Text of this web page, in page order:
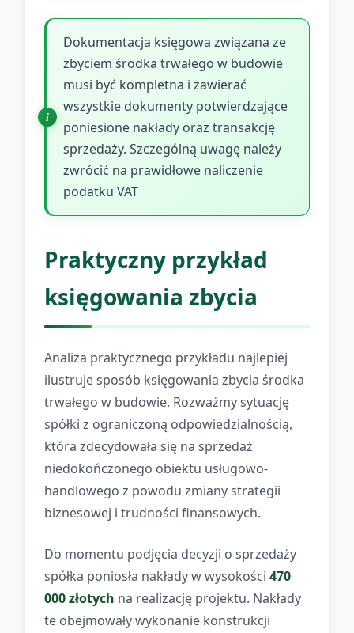
Dokumentacja księgowa związana ze
zbyciem środka trwałego w budowie
musi być kompletna i zawierać
wszystkie dokumenty potwierdzające
poniesione nakłady oraz transakcję
sprzedaży. Szczególną uwagę należy
zwrócić na prawidłowe naliczenie
podatku VAT
Praktyczny przykład
księgowania zbycia
Analiza praktycznego przykładu najlepiej
ilustruje sposób księgowania zbycia środka
trwałego w budowie. Rozważmy sytuację
spółki z ograniczoną odpowiedzialnością,
która zdecydowała się na sprzedaż
niedokończonego obiektu usługowo-
handlowego z powodu zmiany strategii
biznesowej i trudności finansowych.
Do momentu podjęcia decyzji o sprzedaży
spółka poniosła nakłady w wysokości 470
000 złotych na realizację projektu. Nakłady
te obejmowały wykonanie konstrukcji